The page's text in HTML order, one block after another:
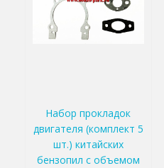
Набор прокладок
двигателя (комплект 5
шт.) китайских
бензопил с объемом